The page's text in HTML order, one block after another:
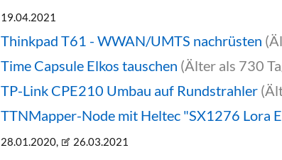
19.04.2021
Thinkpad T61 - WWAN/UMTS nachrüsten
Time Capsule Elkos tauschen (Älter als 730
TP-Link CPE210 Umbau auf Rundstrahler
TTNMapper-Node mit Heltec "SX1276 Lora
28.01.2020, 26.03.2021